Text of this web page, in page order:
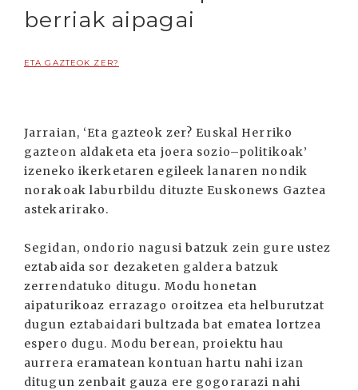
berriak aipagai
ETA GAZTEOK ZER?
Jarraian, ‘Eta gazteok zer? Euskal Herriko
gazteon aldaketa eta joera sozio–politikoak’
izeneko ikerketaren egileek lanaren nondik
norakoak laburbildu dituzte Euskonews Gaztea
astekarirako.
Segidan, ondorio nagusi batzuk zein gure ustez
eztabaida sor dezaketen galdera batzuk
zerrendatuko ditugu. Modu honetan
aipaturikoaz errazago oroitzea eta helburutzat
dugun eztabaidari bultzada bat ematea lortzea
espero dugu. Modu berean, proiektu hau
aurrera eramatean kontuan hartu nahi izan
ditugun zenbait gauza ere gogorarazi nahi